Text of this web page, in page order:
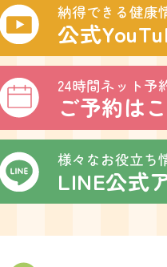
納得できる健康
公式
24時間ネット予
ご予約は
様々なお役立ち
LINE公式